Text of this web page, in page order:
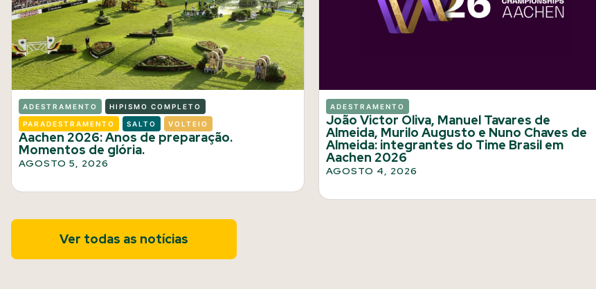
ADESTRAMENTO HIPISMO COMPLETO
PARADESTRAMENTO SALTO VOLTEIO
Aachen 2026: Anos de preparação.
Momentos de glória.
AGOSTO 5, 2026
ADESTRAMENTO
João Victor Oliva, Manuel Tavares de
Almeida, Murilo Augusto e Nuno Chaves de
Almeida: integrantes do Time Brasil em
Aachen 2026
AGOSTO 4, 2026
Ver todas as notícias